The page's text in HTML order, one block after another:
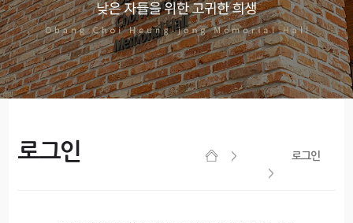
로그인 로그인